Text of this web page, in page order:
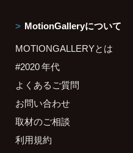
MotionGalleryについて
MOTIONGALLERYとは
#2020 年代
よくあるご質問
お問い合わせ
取材のご相談
利用規約